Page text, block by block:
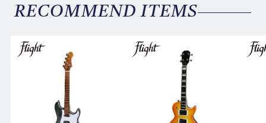
RECOMMEND ITEMS